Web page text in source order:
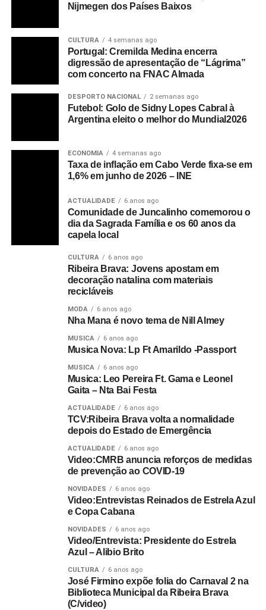
Nijmegen dos Países Baixos
CULTURA 4 semanas ago
Portugal: Cremilda Medina encerra
digressão de apresentação de “Lágrima”
com concerto na FNAC Almada
DESPORTO NACIONAL 2 semanas ago
Futebol: Golo de Sidny Lopes Cabral à
Argentina eleito o melhor do Mundial2026
ECONOMIA 4 semanas ago
Taxa de inflação em Cabo Verde fixa-se em
1,6% em junho de 2026 – INE
ACTUALIDADE 6 anos ago
Comunidade de Juncalinho comemorou o
dia da Sagrada Família e os 60 anos da
capela local
CULTURA 6 anos ago
Ribeira Brava: Jovens apostam em
decoração natalina com materiais
recicláveis
MODA 6 anos ago
Nha Mana é novo tema de Nill Almey
MUSICA 6 anos ago
Musica Nova: Lp Ft Amarildo -Passport
MUSICA 6 anos ago
Musica: Leo Pereira Ft. Gama e Leonel
Gaita – Nta Bai Festa
ACTUALIDADE 6 anos ago
TCV:Ribeira Brava volta a normalidade
depois do Estado de Emergência
ACTUALIDADE 6 anos ago
Video:CMRB anuncia reforços de medidas
de prevenção ao COVID-19
NOVIDADES 6 anos ago
Video:Entrevistas Reinados de Estrela Azul
e Copa Cabana
NOVIDADES 6 anos ago
Video/Entrevista: Presidente do Estrela
Azul – Alibio Brito
CULTURA 6 anos ago
José Firmino expõe folia do Carnaval 2 na
Biblioteca Municipal da Ribeira Brava
(C/video)